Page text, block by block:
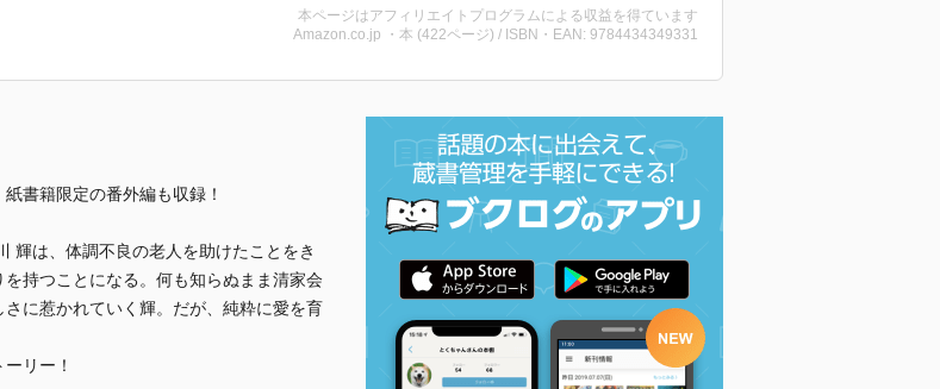
本ページはアフィリエイトプログラムによる収益を得ています
Amazon.co.jp ・本 (422ページ) / ISBN・EAN: 9784434349331
書籍限定の番外編も収録！
輝は、体調不良の老人を助けたことをき
持つことになる。何も知らぬまま清家会
に惹かれていく輝。だが、純粋に愛を育
リー！